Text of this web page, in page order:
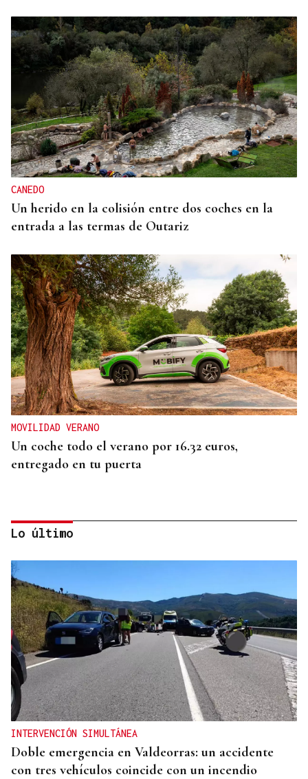
CANEDO
Un herido en la colisión entre dos coches en la
entrada a las termas de Outariz
MOVILIDAD VERANO
Un coche todo el verano por 16.32 euros,
entregado en tu puerta
CONATO EXTINGUIDO
Vídeo | Se desata un incendio forestal en una
cantera de Untes
Lo último
INTERVENCIÓN SIMULTÁNEA
Doble emergencia en Valdeorras: un accidente
con tres vehículos coincide con un incendio